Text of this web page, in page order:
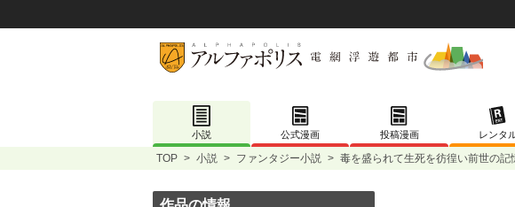
小説 公式漫画 投稿漫画 レンタ
TOP > 小説 > ファンタジー小説 > 毒を盛られて生死を彷徨い前世の記